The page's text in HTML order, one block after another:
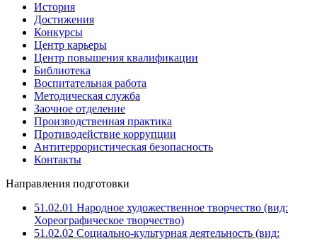
История
Достижения
Конкурсы
Центр карьеры
Центр повышения квалификации
Библиотека
Воспитательная работа
Методическая служба
Заочное отделение
Производственная практика
Противодействие коррупции
Антитеррористическая безопасность
Контакты
Направления подготовки
51.02.01 Народное художественное творчество (вид:
Хореографическое творчество)
51.02.02 Социально-культурная деятельность (вид: